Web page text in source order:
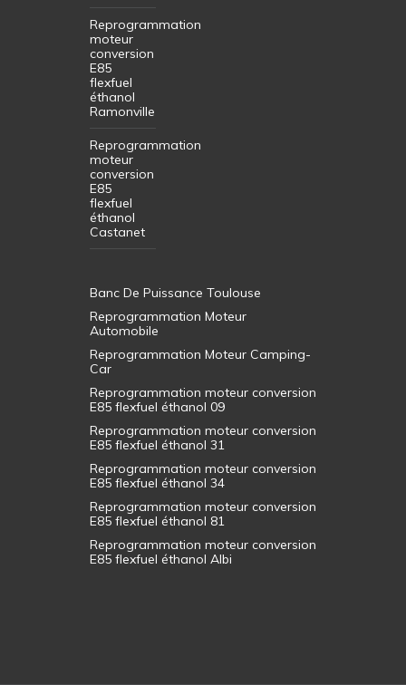
Reprogrammation
moteur
conversion
E85
flexfuel
éthanol
Ramonville
Reprogrammation
moteur
conversion
E85
flexfuel
éthanol
Castanet
Banc De Puissance Toulouse
Reprogrammation Moteur
Automobile
Reprogrammation Moteur Camping-
Car
Reprogrammation moteur conversion
E85 flexfuel éthanol 09
Reprogrammation moteur conversion
E85 flexfuel éthanol 31
Reprogrammation moteur conversion
E85 flexfuel éthanol 34
Reprogrammation moteur conversion
E85 flexfuel éthanol 81
Reprogrammation moteur conversion
E85 flexfuel éthanol Albi